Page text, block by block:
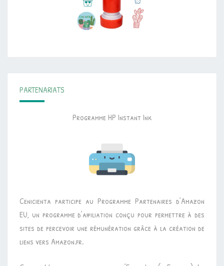
PARTENARIATS
Programme HP Instant Ink
Cenicienta participe au Programme Partenaires d’Amazon
EU, un programme d’affiliation conçu pour permettre à des
sites de percevoir une rémunération grâce à la création de
liens vers Amazon.fr.